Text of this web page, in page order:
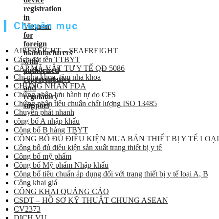
Chuyên mục
AIRFREIGHT – SEAFREIGHT
Cách đặt tên TTBYT
CẤP MÃ VẬT TƯ Y TẾ QĐ 5086
Chỉ nha khoa, tăm nha khoa
CHỨNG NHẬN FDA
Chứng nhận lưu hành tự do CFS
Chứng nhận tiêu chuẩn chất lượng ISO 13485
Chuyển phát nhanh
công bố A nhập khẩu
Công bố B hàng TBYT
CÔNG BỐ ĐỦ ĐIỀU KIỆN MUA BÁN THIẾT BỊ Y TẾ
Công bố đủ điều kiện sản xuất trang thiết bị y tế
Công bố mỹ phẩm
Công bố Mỹ phẩm Nhập khẩu
Công bố tiêu chuẩn áp dụng đối với trang thiết bị y tế loại A, B
Công khai giá
CÔNG KHAI QUẢNG CÁO
CSDT – HỒ SƠ KỸ THUẬT CHUNG ASEAN
CV2373